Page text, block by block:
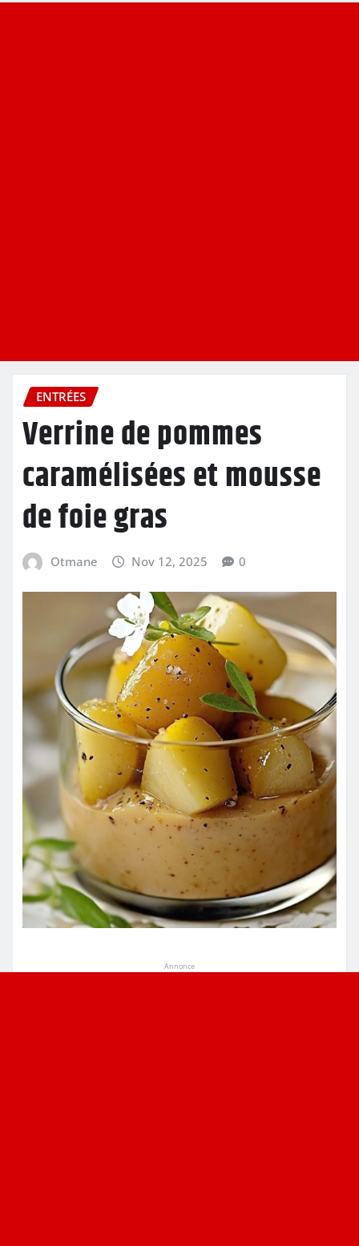
ENTRÉES
Verrine de pommes
caramélisées et mousse
de foie gras
Otmane Nov 12, 2025 0
Annonce